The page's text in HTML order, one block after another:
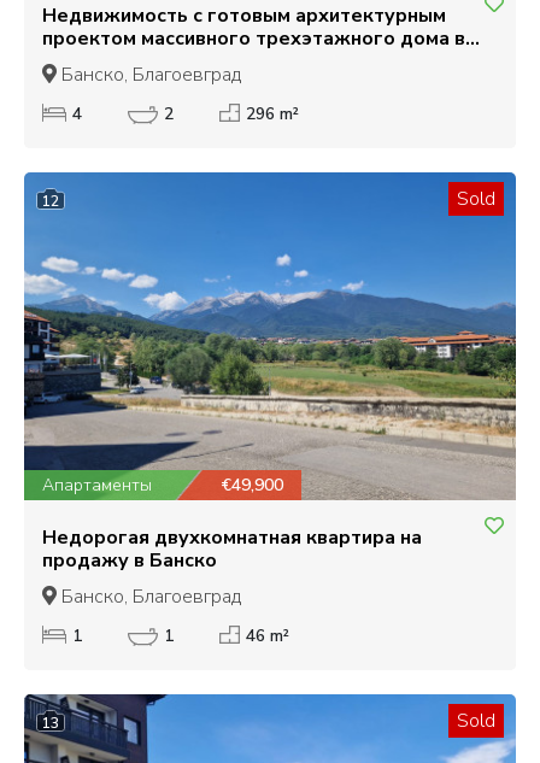
Недвижимость с готовым архитектурным
проектом массивного трехэтажного дома в
центре Банско
Банско, Благоевград
4 2 296 m²
12 Sold
Апартаменты €49,900
Недорогая двухкомнатная квартира на
продажу в Банско
Банско, Благоевград
1 1 46 m²
13 Sold